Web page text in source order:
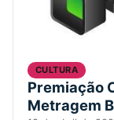
CULTURA
Premiação
Metragem